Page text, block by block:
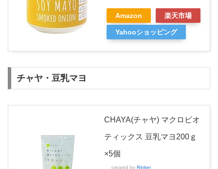
Amazon 楽天市場
Yahooショッピング
チャヤ・豆乳マヨ
CHAYA(チャヤ) マクロビオ
ティックス 豆乳マヨ200ｇ
×5個
created by Rinker